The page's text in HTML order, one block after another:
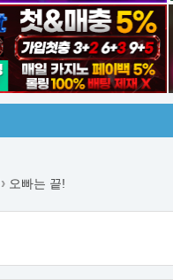
› 오빠는 끝!